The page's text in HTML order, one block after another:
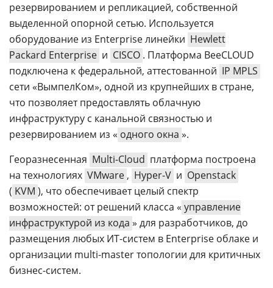
резервированием и репликацией, собственной
выделенной опорной сетью. Используется
оборудование из Enterprise линейки Hewlett
Packard Enterprise и CISCO . Платформа BeeCLOUD
подключена к федеральной, аттестованной IP MPLS
сети «ВымпелКом», одной из крупнейших в стране,
что позволяет предоставлять облачную
инфраструктуру с канальной связностью и
резервированием из « одного окна ».
Георазнесенная Multi-Cloud платформа построена
на технологиях VMware , Hyper-V и Openstack
( KVM ), что обеспечивает целый спектр
возможностей: от решений класса « управление
инфраструктурой из кода » для разработчиков, до
размещения любых ИТ-систем в Enterprise облаке и
организации multi-master топологии для критичных
бизнес-систем.